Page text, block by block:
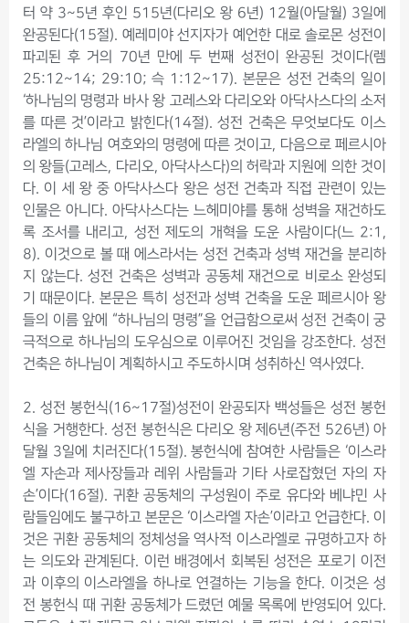
터 약 3~5년 후인 515년(다리오 왕 6년) 12월(아달월) 3일에
완공된다(15절). 예레미야 선지자가 예언한 대로 솔로몬 성전이
파괴된 후 거의 70년 만에 두 번째 성전이 완공된 것이다(렘
25:12~14; 29:10; 슥 1:12~17). 본문은 성전 건축의 일이
‘하나님의 명령과 바사 왕 고레스와 다리오와 아닥사스다의 소저
를 따른 것’이라고 밝힌다(14절). 성전 건축은 무엇보다도 이스
라엘의 하나님 여호와의 명령에 따른 것이고, 다음으로 페르시아
의 왕들(고레스, 다리오, 아닥사스다)의 허락과 지원에 의한 것이
다. 이 세 왕 중 아닥사스다 왕은 성전 건축과 직접 관련이 있는
인물은 아니다. 아닥사스다는 느헤미야를 통해 성벽을 재건하도
록 조서를 내리고, 성전 제도의 개혁을 도운 사람이다(느 2:1,
8). 이것으로 볼 때 에스라서는 성전 건축과 성벽 재건을 분리하
지 않는다. 성전 건축은 성벽과 공동체 재건으로 비로소 완성되
기 때문이다. 본문은 특히 성전과 성벽 건축을 도운 페르시아 왕
들의 이름 앞에 “하나님의 명령”을 언급함으로써 성전 건축이 궁
극적으로 하나님의 도우심으로 이루어진 것임을 강조한다. 성전
건축은 하나님이 계획하시고 주도하시며 성취하신 역사였다.
2. 성전 봉헌식(16~17절)성전이 완공되자 백성들은 성전 봉헌
식을 거행한다. 성전 봉헌식은 다리오 왕 제6년(주전 526년) 아
달월 3일에 치러진다(15절). 봉헌식에 참여한 사람들은 ‘이스라
엘 자손과 제사장들과 레위 사람들과 기타 사로잡혔던 자의 자
손’이다(16절). 귀환 공동체의 구성원이 주로 유다와 베냐민 사
람들임에도 불구하고 본문은 ‘이스라엘 자손’이라고 언급한다. 이
것은 귀환 공동체의 정체성을 역사적 이스라엘로 규명하고자 하
는 의도와 관계된다. 이런 배경에서 회복된 성전은 포로기 이전
과 이후의 이스라엘을 하나로 연결하는 기능을 한다. 이것은 성
전 봉헌식 때 귀환 공동체가 드렸던 예물 목록에 반영되어 있다.